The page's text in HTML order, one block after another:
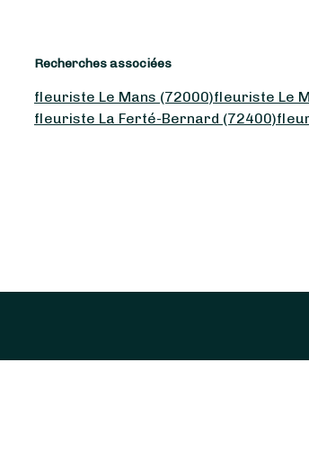
Recherches associées
fleuriste Le Mans (72000)fleuriste Le
fleuriste La Ferté-Bernard (72400)